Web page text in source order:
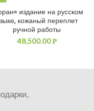
издание на русском
кожаный переплет
ручной работы
48,500.00Р